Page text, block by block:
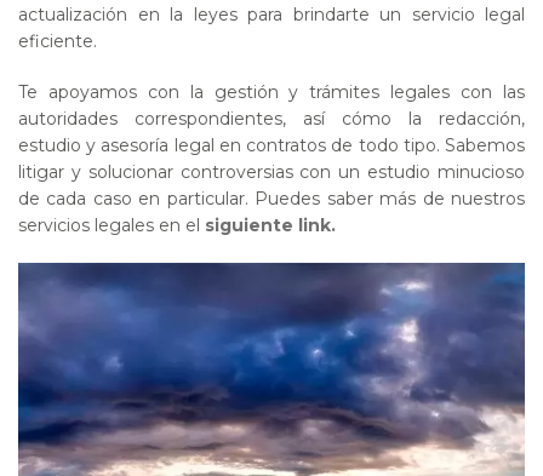
actualización en la leyes para brindarte un servicio legal
eficiente.
Te apoyamos con la gestión y trámites legales con las
autoridades correspondientes, así cómo la redacción,
estudio y asesoría legal en contratos de todo tipo. Sabemos
litigar y solucionar controversias con un estudio minucioso
de cada caso en particular. Puedes saber más de nuestros
servicios legales en el siguiente link.